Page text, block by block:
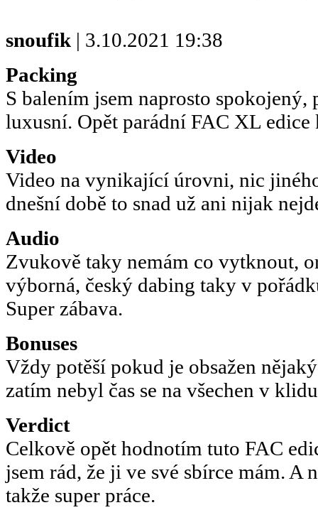
snoufik | 3.10.2021 19:38
Packing
S balením jsem naprosto spokojený,
luxusní. Opět parádní FAC XL edice
Video
Video na vynikající úrovni, nic
dnešní době to snad už ani nijak
Audio
Zvukově taky nemám co vytknout,
výborná, český dabing taky v
Super zábava.
Bonuses
Vždy potěší pokud je obsažen
zatím nebyl čas se na všechen v
Verdict
Celkově opět hodnotím tuto FAC
jsem rád, že ji ve své sbírce mám. A
takže super práce.